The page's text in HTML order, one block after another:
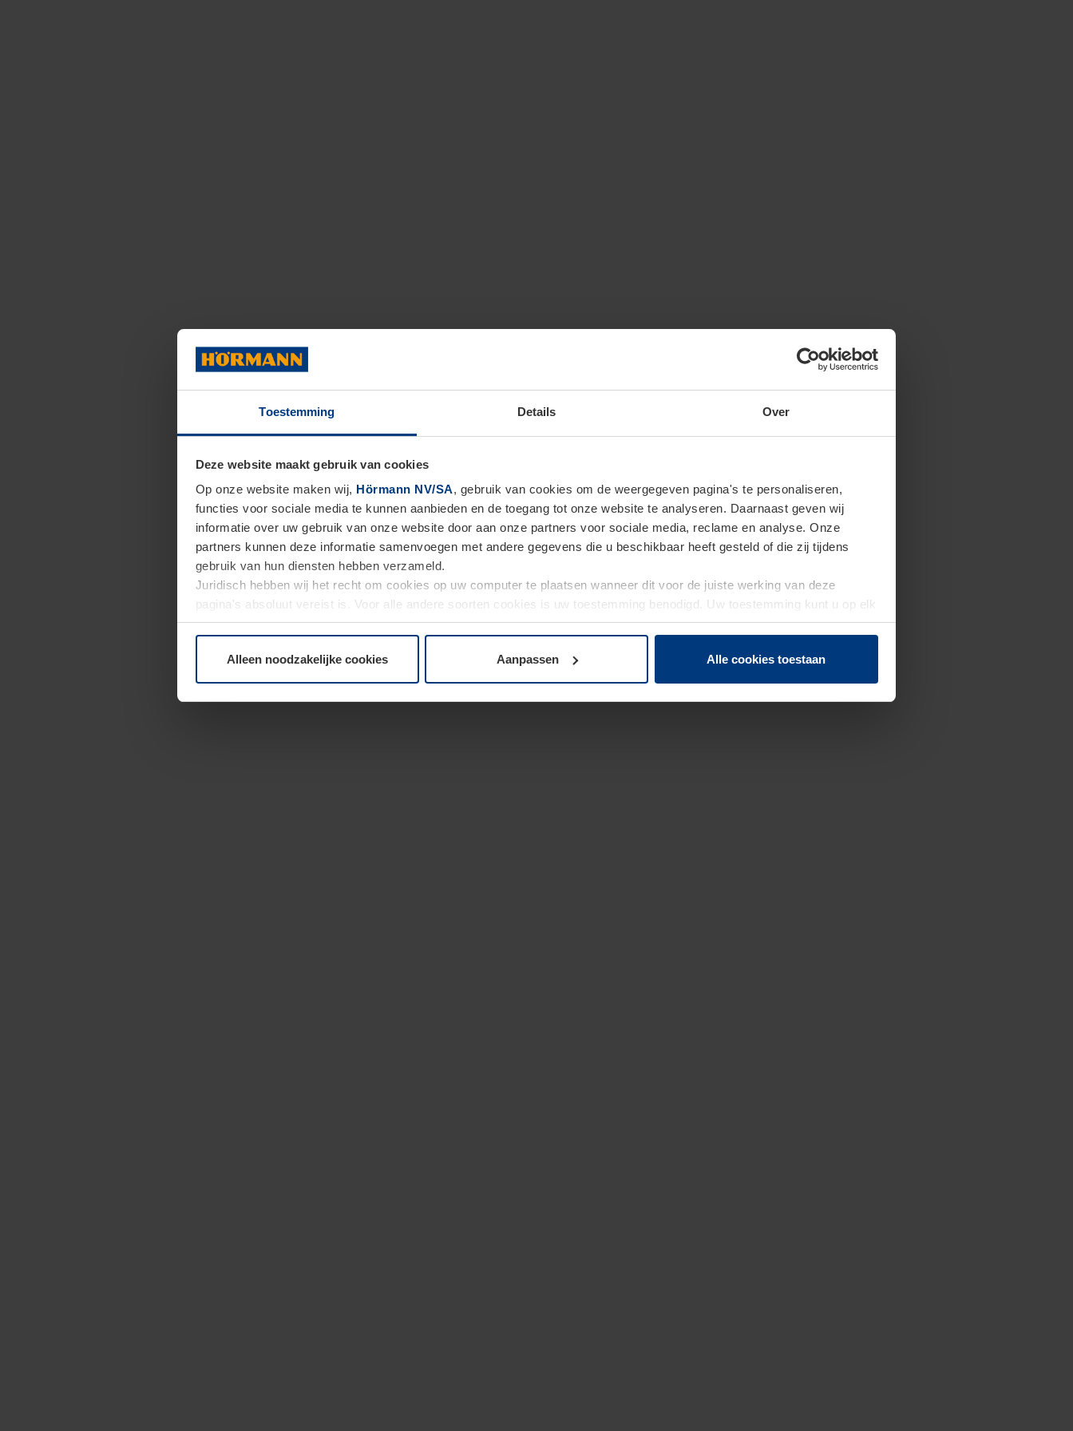
Toestemming Details Over
Deze website maakt gebruik van cookies
Op onze website maken wij, Hörmann NV/SA, gebruik van cookies om de weergegeven pagina's te personaliseren,
functies voor sociale media te kunnen aanbieden en de toegang tot onze website te analyseren. Daarnaast geven wij
informatie over uw gebruik van onze website door aan onze partners voor sociale media, reclame en analyse. Onze
partners kunnen deze informatie samenvoegen met andere gegevens die u beschikbaar heeft gesteld of die zij tijdens
gebruik van hun diensten hebben verzameld.
Juridisch hebben wij het recht om cookies op uw computer te plaatsen wanneer dit voor de juiste werking van deze
pagina's absoluut vereist is. Voor alle andere soorten cookies is uw toestemming benodigd. Uw toestemming kunt u op elk
moment bij de uitleg van de cookies op paginaPrivacyverklaringop onze website wijzigen of herroepen.
Alleen noodzakelijke cookies Aanpassen Alle cookies toestaan